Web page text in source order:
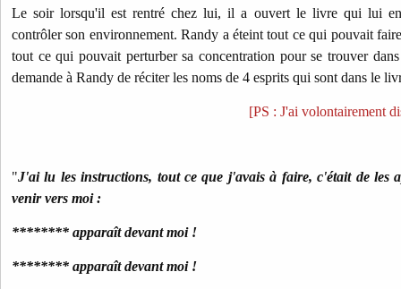
Le soir lorsqu'il est rentré chez lui, il a ouvert le livre qui lui
contrôler son environnement. Randy a éteint tout ce qui pouvait
tout ce qui pouvait perturber sa concentration pour se trouver
demande à Randy de réciter les noms de 4 esprits qui sont dans le
[PS : J'ai volontairement
"J'ai lu les instructions, tout ce que j'avais à faire, c'était de les
venir vers moi :
******** apparaît devant moi !
******** apparaît devant moi !